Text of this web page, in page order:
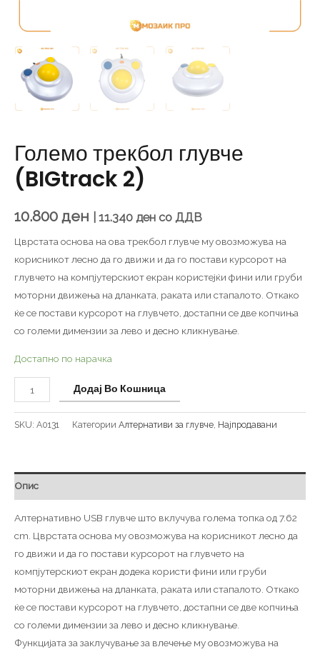
Големо трекбол глувче
(BIGtrack 2)
10.800 ден 11.340 ден со ДДВ
Цврстата основа на ова трекбол глувче му овозможува на
корисникот лесно да го движи и да го постави курсорот на
глувчето на компјутерскиот екран користејќи фини или груби
моторни движења на дланката, раката или стапалото. Откако
ќе се постави курсорот на глувчето, достапни се две копчиња
со големи димензии за лево и десно кликнување.
Достапно по нарачка
Додај Во Кошница
SKU: А0131 Категории Алтернативи за глувче, Најпродавани
Опис
Алтернативно USB глувче што вклучува голема топка од 7.62
cm. Цврстата основа му овозможува на корисникот лесно да
го движи и да го постави курсорот на глувчето на
компјутерскиот екран додека користи фини или груби
моторни движења на дланката, раката или стапалото. Откако
ќе се постави курсорот на глувчето, достапни се две копчиња
со големи димензии за лево и десно кликнување.
Функцијата за заклучување за влечење му овозможува на